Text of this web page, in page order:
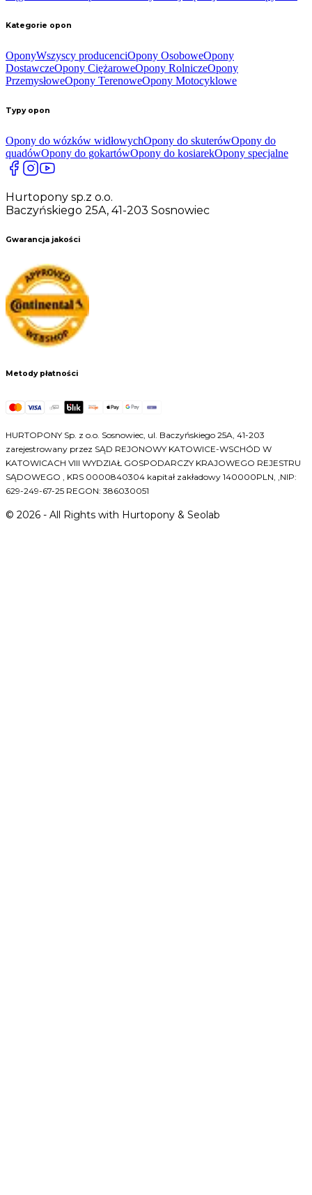
Kategorie opon
OponyWszyscy producenciOpony OsoboweOpony
DostawczeOpony CiężaroweOpony RolniczeOpony
PrzemysłoweOpony TerenoweOpony Motocyklowe
Typy opon
Opony do wózków widłowychOpony do skuterówOpony do
quadówOpony do gokartówOpony do kosiarekOpony specjalne
Hurtopony sp.z o.o.
Baczyńskiego 25A, 41-203 Sosnowiec
Gwarancja jakości
Metody płatności
HURTOPONY Sp. z o.o. Sosnowiec, ul. Baczyńskiego 25A, 41-203
zarejestrowany przez SĄD REJONOWY KATOWICE-WSCHÓD W
KATOWICACH VIII WYDZIAŁ GOSPODARCZY KRAJOWEGO REJESTRU
SĄDOWEGO , KRS 0000840304 kapitał zakładowy 140000PLN, ,NIP:
629-249-67-25 REGON: 386030051
© 2026 - All Rights with Hurtopony & Seolab